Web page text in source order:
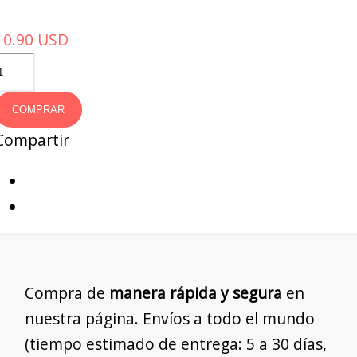
USD
COMPRAR
Compra de manera rápida y segura en
nuestra página. Envíos a todo el mundo
(tiempo estimado de entrega: 5 a 30 días,